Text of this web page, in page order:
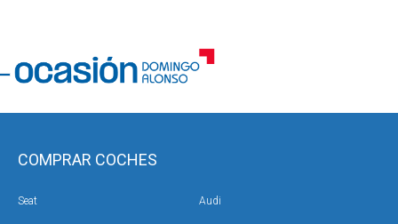
COMPRAR COCHES
Seat Audi